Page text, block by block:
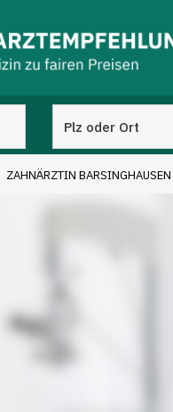
ZAHNÄRZTIN BARSINGHAUSEN